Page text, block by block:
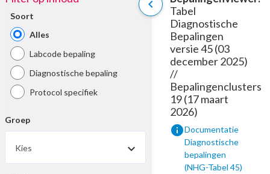
chevron_left
Soort
Alles
Labcode bepaling
Diagnostische bepaling
Protocol specifiek
Groep
Kies
Tabel
Diagnostische
Bepalingen
versie 45 (03
december 2025)
//
Bepalingenclusters
19 (17 maart
2026)
infoDocumentatie
Diagnostische
bepalingen
(NHG-Tabel 45)